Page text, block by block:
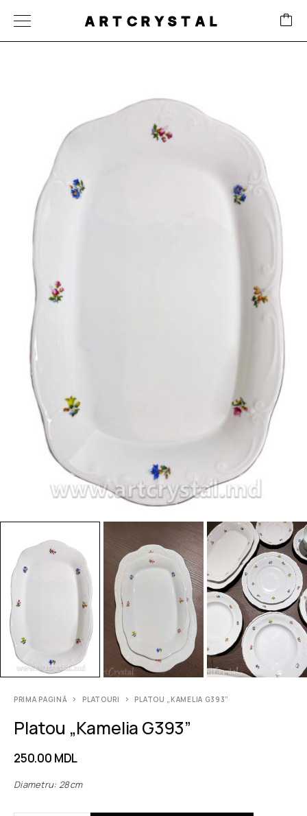
ARTCRYSTAL
PRIMA PAGINĂ PLATOURI PLATOU „KAMELIA G393”
Platou „Kamelia G393”
250.00 MDL
Diametru: 28cm